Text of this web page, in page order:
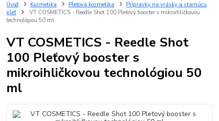
Úvod Kozmetika Pleťová kozmetika
Prípravky na vrásky a starnúcu
pleť
VT COSMETICS - Reedle Shot 100 Pleťový booster s mikroihličkovou
technológiou 50 ml
VT COSMETICS - Reedle Shot
100 Pleťový booster s
mikroihličkovou technológiou 50
ml